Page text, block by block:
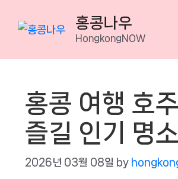
홍콩나우
HongkongNOW
홍콩 여행 호
즐길 인기 명소
2026년 03월 08일 by